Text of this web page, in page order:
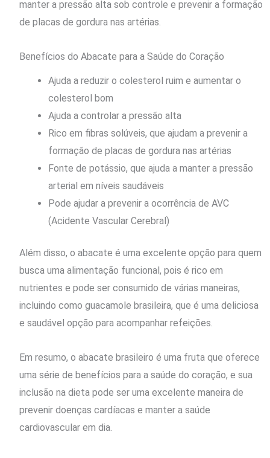
manter a pressão alta sob controle e prevenir a formação
de placas de gordura nas artérias.
Benefícios do Abacate para a Saúde do Coração
Ajuda a reduzir o colesterol ruim e aumentar o
colesterol bom
Ajuda a controlar a pressão alta
Rico em fibras solúveis, que ajudam a prevenir a
formação de placas de gordura nas artérias
Fonte de potássio, que ajuda a manter a pressão
arterial em níveis saudáveis
Pode ajudar a prevenir a ocorrência de AVC
(Acidente Vascular Cerebral)
Além disso, o abacate é uma excelente opção para quem
busca uma alimentação funcional, pois é rico em
nutrientes e pode ser consumido de várias maneiras,
incluindo como guacamole brasileira, que é uma deliciosa
e saudável opção para acompanhar refeições.
Em resumo, o abacate brasileiro é uma fruta que oferece
uma série de benefícios para a saúde do coração, e sua
inclusão na dieta pode ser uma excelente maneira de
prevenir doenças cardíacas e manter a saúde
cardiovascular em dia.